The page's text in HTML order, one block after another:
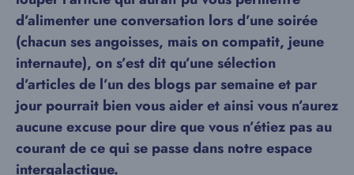
d’alimenter une conversation lors d’une soirée
(chacun ses angoisses, mais on compatit, jeune
internaute), on s’est dit qu’une sélection
d’articles de l’un des blogs par semaine et par
jour pourrait bien vous aider et ainsi vous n’aurez
aucune excuse pour dire que vous n’étiez pas au
courant de ce qui se passe dans notre espace
intergalactique.